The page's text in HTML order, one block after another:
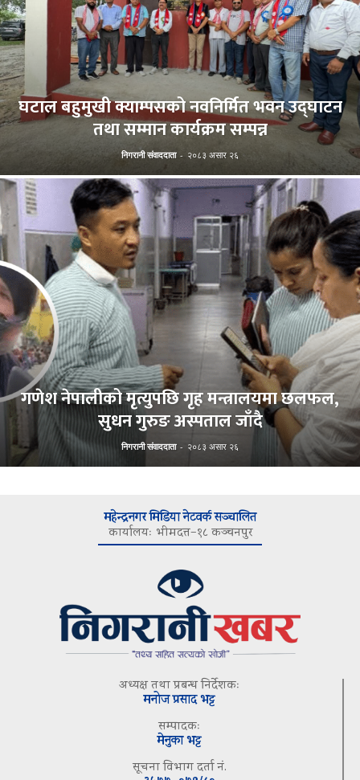
घटाल बहुमुखी क्याम्पसको नवनिर्मित भवन उद्घाटन
तथा सम्मान कार्यक्रम सम्पन्न
निगरानी संवाददाता - २०८३ असार २६
गणेश नेपालीको मृत्युपछि गृह मन्त्रालयमा छलफल,
सुधन गुरुङ अस्पताल जाँदै
निगरानी संवाददाता - २०८३ असार २६
महेन्द्रनगर मिडिया नेटवर्क सञ्चालित
कार्यालयः भीमदत्त–१८ कञ्चनपुर
अध्यक्ष तथा प्रबन्ध निर्देशकः
मनोज प्रसाद भट्ट
सम्पादकः
मेनुका भट्ट
सूचना विभाग दर्ता नं.